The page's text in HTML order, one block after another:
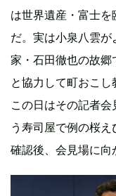
は世界遺産・富士
だ。実は小泉八雲
家・石田徹也の故
と協力して町おこし
この日はその記者
う寿司屋で例の桜
確認後、会見場に向